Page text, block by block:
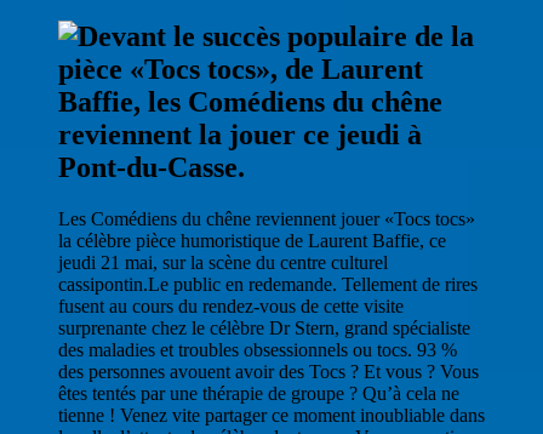
Les Comédiens du chêne reviennent jouer «Tocs tocs»
la célèbre pièce humoristique de Laurent Baffie, ce
jeudi 21 mai, sur la scène du centre culturel
cassipontin.Le public en redemande. Tellement de rires
fusent au cours du rendez-vous de cette visite
surprenante chez le célèbre Dr Stern, grand spécialiste
des maladies et troubles obsessionnels ou tocs. 93 %
des personnes avouent avoir des Tocs ? Et vous ? Vous
êtes tentés par une thérapie de groupe ? Qu’à cela ne
tienne ! Venez vite partager ce moment inoubliable dans